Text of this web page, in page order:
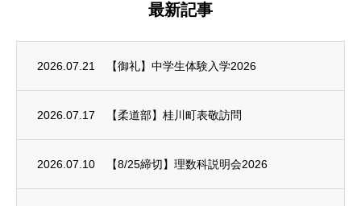
最新記事
2026.07.21 【御礼】中学生体験入学2026
2026.07.17 【柔道部】桂川町表敬訪問
2026.07.10 【8/25締切】理数科説明会2026